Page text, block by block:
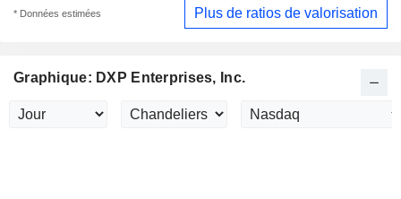
* Données estimées Plus de ratios de valorisation
Graphique: DXP Enterprises, Inc.